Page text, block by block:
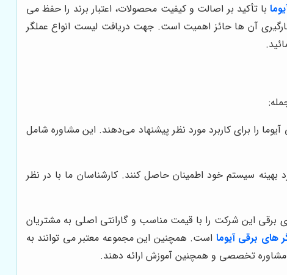
با تأکید بر اصالت و کیفیت محصولات، اعتبار برند را حفظ می
آن ها حائز اهمیت است. جهت دریافت لیست انواع عملگر
را برای کاربرد مورد نظر پیشنهاد می‌دهند. این مشاوره شامل
سیستم خود اطمینان حاصل کنند. کارشناسان ما با در نظر
برقی این شرکت را با قیمت مناسب و گارانتی اصلی به مشتریان
های برقی آیوما است. همچنین این مجموعه معتبر می توانند به
مشاوره تخصصی و همچنین آموزش ارائه دهند.